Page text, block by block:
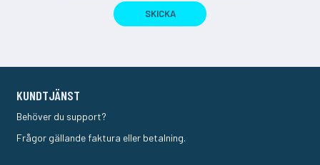
SKICKA
KUNDTJÄNST
Behöver du support?
Frågor gällande faktura eller betalning.